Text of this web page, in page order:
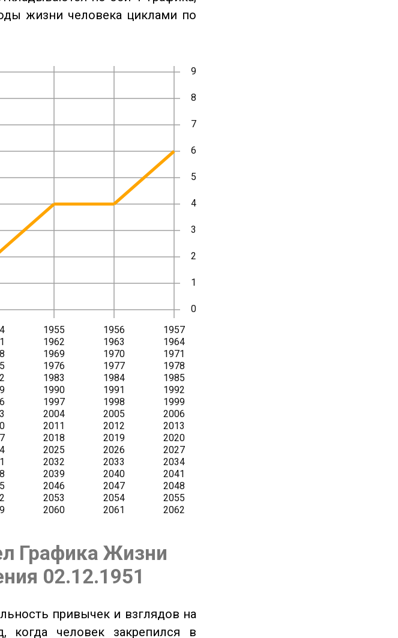
жизни человека циклами по
Графика Жизни
02.12.1951
привычек и взглядов на
когда человек закрепился в